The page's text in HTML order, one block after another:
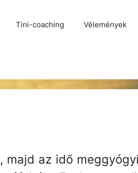
Tini-coaching Vélemények
majd az idő